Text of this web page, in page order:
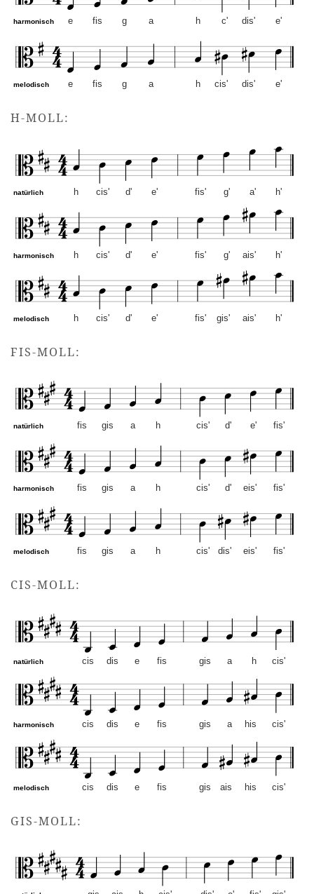
harmonisch e fis g a h c' dis' e'
melodisch e fis g a h cis' dis' e'
H-MOLL:
natürlich h cis' d' e' fis' g' a' h'
harmonisch h cis' d' e' fis' g' ais' h'
melodisch h cis' d' e' fis' gis' ais' h'
FIS-MOLL:
natürlich fis gis a h cis' d' e' fis'
harmonisch fis gis a h cis' d' eis' fis'
melodisch fis gis a h cis' dis' eis' fis'
CIS-MOLL:
natürlich cis dis e fis gis a h cis'
harmonisch cis dis e fis gis a his cis'
melodisch cis dis e fis gis ais his cis'
GIS-MOLL: